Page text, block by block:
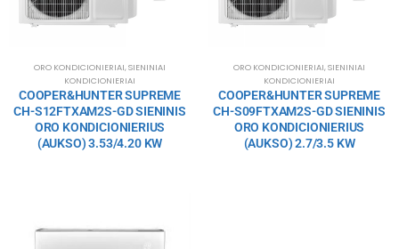
ORO KONDICIONIERIAI,SIENINIAI
KONDICIONIERIAI
COOPER&HUNTER SUPREME
CH-S12FTXAM2S-GD SIENINIS
ORO KONDICIONIERIUS
(AUKSO) 3.53/4.20 KW
ORO KONDICIONIERIAI,SIENINIAI
KONDICIONIERIAI
COOPER&HUNTER SUPREME
CH-S09FTXAM2S-GD SIENINIS
ORO KONDICIONIERIUS
(AUKSO) 2.7/3.5 KW